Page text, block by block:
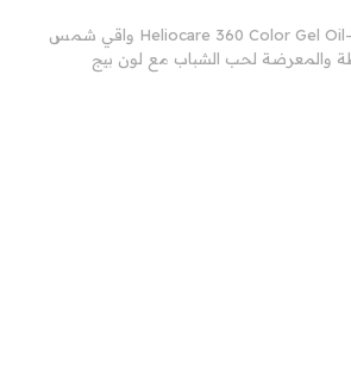
Heliocare 360 Color Gel Oil-Free SPF 50+ 50ml واقي شمس
والمعرضة لحب الشباب مع لون بيج